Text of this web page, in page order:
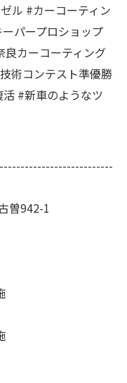
ル #カーコーティン
パープロショップ
良カーコーティング
術コンテスト準優勝
#新車のようなツ
曽942-1